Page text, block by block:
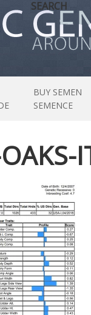
SEARCH
BUY SEMEN
SEMENCE